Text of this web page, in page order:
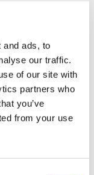
and ads, to
our traffic.
of our site with
partners who
you’ve
from your use